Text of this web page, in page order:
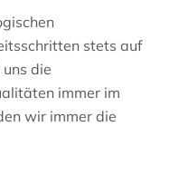
stets auf
die
immer im
wir immer die